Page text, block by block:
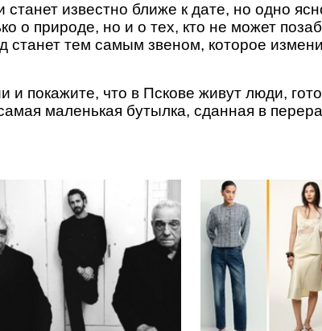
станет известно ближе к дате, но одно
о природе, но и о тех, кто не может
станет тем самым звеном, которое
и покажите, что в Пскове живут люди,
маленькая бутылка, сданная в